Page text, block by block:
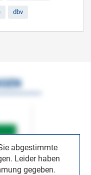
dbv
abgestimmte
Leider haben
gegeben.